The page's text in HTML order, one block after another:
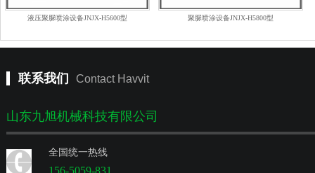
液压聚脲喷涂设备JNJX-H5600型 聚脲喷涂设备JNJX-H5800型
联系我们 Contact Havvit
山东九旭机械科技有限公司
全国统一热线
156-5059-831